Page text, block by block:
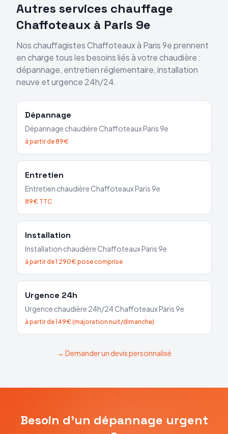
Autres services chauffage
Chaffoteaux à Paris 9e
Nos chauffagistesChaffoteauxà Paris 9eprennent
en charge tous les besoins liés à votre chaudière :
dépannage, entretien réglementaire, installation
neuve et urgence 24h/24.
Dépannage
Dépannage chaudière ChaffoteauxParis 9e
à partir de 89€
Entretien
Entretien chaudière ChaffoteauxParis 9e
89€ TTC
Installation
Installation chaudière ChaffoteauxParis 9e
à partir de 1 290€ pose comprise
Urgence 24h
Urgence chaudière 24h/24ChaffoteauxParis 9e
à partir de 149€ (majoration nuit/dimanche)
→ Demander un devis personnalisé
Besoin d'un dépannage urgent